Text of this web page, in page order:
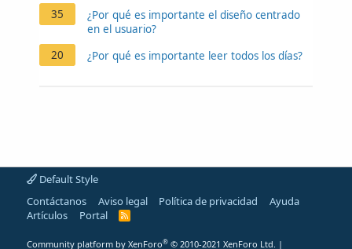
35
¿Por qué es importante el diseño centrado
en el usuario?
20
¿Por qué es importante leer todos los días?
Default Style
Contáctanos
Aviso legal Política de privacidad
Ayuda
Artículos
Portal
R
Community platform by XenForo® © 2010-2021 XenForo Ltd. |